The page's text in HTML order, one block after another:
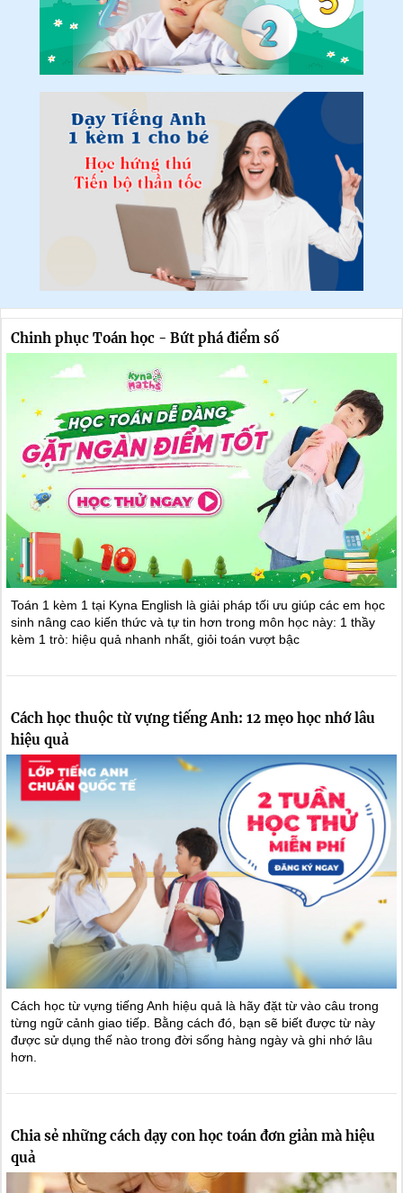
Chinh phục Toán học - Bứt phá điểm số
Toán 1 kèm 1 tại Kyna English là giải pháp tối ưu giúp các em học
sinh nâng cao kiến thức và tự tin hơn trong môn học này: 1 thầy
kèm 1 trò: hiệu quả nhanh nhất, giỏi toán vượt bậc
Cách học thuộc từ vựng tiếng Anh: 12 mẹo học nhớ lâu
hiệu quả
Cách học từ vựng tiếng Anh hiệu quả là hãy đặt từ vào câu trong
từng ngữ cảnh giao tiếp. Bằng cách đó, bạn sẽ biết được từ này
được sử dụng thế nào trong đời sống hàng ngày và ghi nhớ lâu
hơn.
Chia sẻ những cách dạy con học toán đơn giản mà hiệu
quả